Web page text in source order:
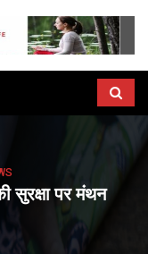
सुरक्षा पर मंथन